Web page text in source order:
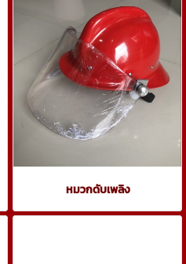
หมวกดับเพลิง